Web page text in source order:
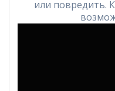
или повредить.